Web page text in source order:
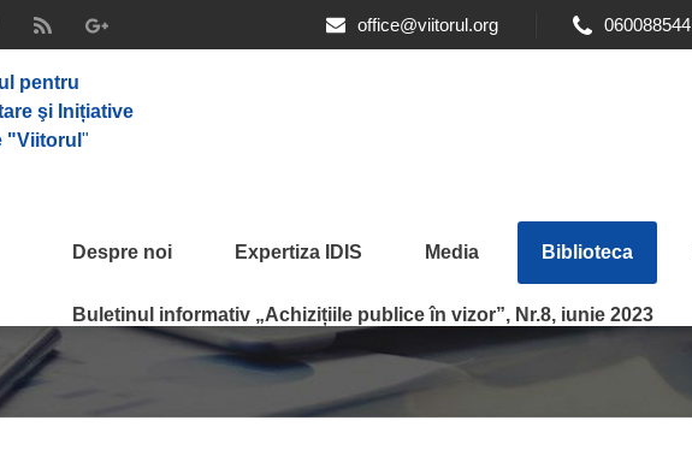
office@viitorul.org 060088544
pentru
şi Inițiative
"Viitorul "
Despre noi Expertiza IDIS Media Biblioteca
Buletinul informativ „Achizițiile publice în vizor”, Nr.8, iunie 2023